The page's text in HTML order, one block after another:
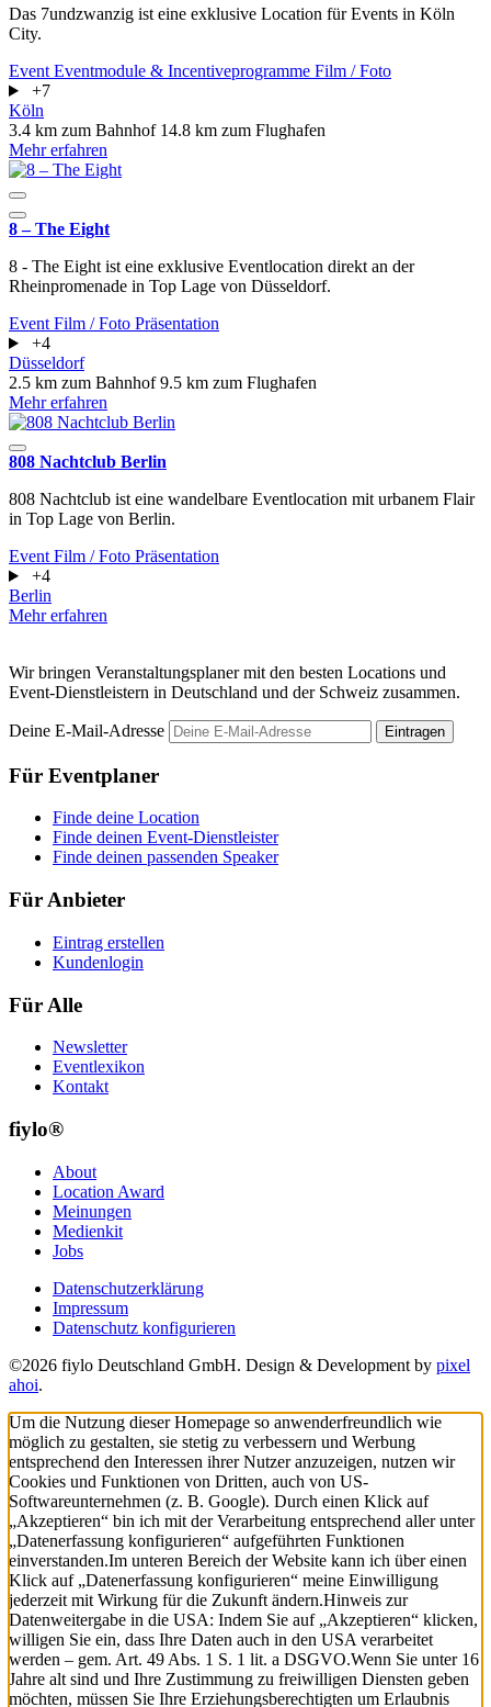
Das 7undzwanzig ist eine exklusive Location für Events in Köln
City.
Event Eventmodule & Incentiveprogramme Film / Foto
+7
Köln
3.4 km zum Bahnhof 14.8 km zum Flughafen
Mehr erfahren
8 – The Eight
8 - The Eight ist eine exklusive Eventlocation direkt an der
Rheinpromenade in Top Lage von Düsseldorf.
Event Film / Foto Präsentation
+4
Düsseldorf
2.5 km zum Bahnhof9.5 km zum Flughafen
Mehr erfahren
808 Nachtclub Berlin
808 Nachtclub ist eine wandelbare Eventlocation mit urbanem Flair
in Top Lage von Berlin.
Event Film / Foto Präsentation
+4
Berlin
Mehr erfahren
Wir bringen Veranstaltungsplaner mit den besten Locations und
Event-Dienstleistern in Deutschland und der Schweiz zusammen.
Deine E-Mail-Adresse Eintragen
Für Eventplaner
Finde deine Location
Finde deinen Event-Dienstleister
Finde deinen passenden Speaker
Für Anbieter
Eintrag erstellen
Kundenlogin
Für Alle
Newsletter
Eventlexikon
Kontakt
fiylo®
About
Location Award
Meinungen
Medienkit
Jobs
Datenschutzerklärung
Impressum
Datenschutz konfigurieren
©2026 fiylo Deutschland GmbH. Design & Development by pixel
ahoi.
Um die Nutzung dieser Homepage so anwenderfreundlich wie
möglich zu gestalten, sie stetig zu verbessern und Werbung
entsprechend den Interessen ihrer Nutzer anzuzeigen, nutzen wir
Cookies und Funktionen von Dritten, auch von US-
Softwareunternehmen (z. B. Google). Durch einen Klick auf
„Akzeptieren“ bin ich mit der Verarbeitung entsprechend aller unter
„Datenerfassung konfigurieren“ aufgeführten Funktionen
einverstanden.Im unteren Bereich der Website kann ich über einen
Klick auf „Datenerfassung konfigurieren“ meine Einwilligung
jederzeit mit Wirkung für die Zukunft ändern.Hinweis zur
Datenweitergabe in die USA: Indem Sie auf „Akzeptieren“ klicken,
willigen Sie ein, dass Ihre Daten auch in den USA verarbeitet
werden – gem. Art. 49 Abs. 1 S. 1 lit. a DSGVO.Wenn Sie unter 16
Jahre alt sind und Ihre Zustimmung zu freiwilligen Diensten geben
möchten, müssen Sie Ihre Erziehungsberechtigten um Erlaubnis